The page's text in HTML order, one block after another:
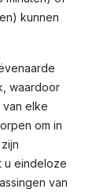
kunnen
waardoor
van elke
om in
u eindeloze
van